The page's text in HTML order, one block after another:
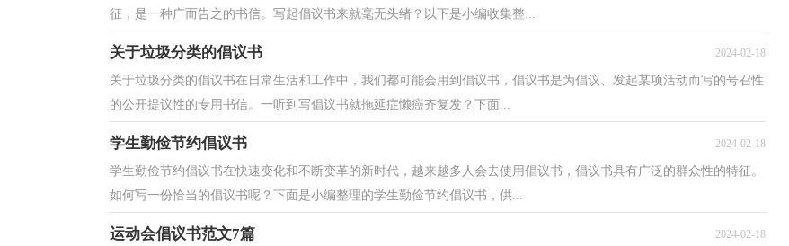
征，是一种广而告之的书信。写起倡议书来就毫无头绪？以下是小编收集整...
关于垃圾分类的倡议书 2024-02-18
关于垃圾分类的倡议书在日常生活和工作中，我们都可能会用到倡议书，倡议书是为倡议、发起某项活动而写的号召性
的公开提议性的专用书信。一听到写倡议书就拖延症懒癌齐复发？下面...
学生勤俭节约倡议书 2024-02-18
学生勤俭节约倡议书在快速变化和不断变革的新时代，越来越多人会去使用倡议书，倡议书具有广泛的群众性的特征。
如何写一份恰当的倡议书呢？下面是小编整理的学生勤俭节约倡议书，供...
运动会倡议书范文7篇 2024-02-18